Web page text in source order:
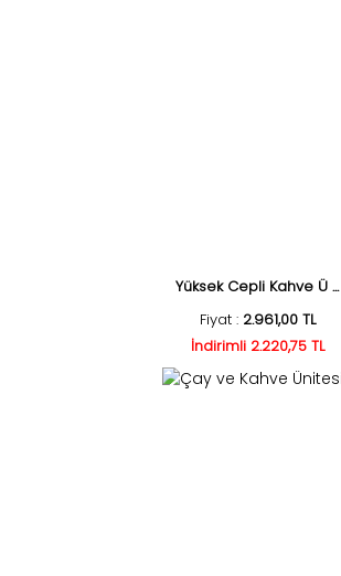
Yüksek Cepli Kahve Ü ...
Fiyat : 2.961,00 TL
İndirimli 2.220,75 TL